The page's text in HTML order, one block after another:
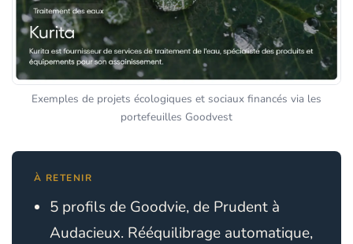
Exemples de projets écologiques et sociaux financés via les
portefeuilles Goodvest
À RETENIR
5 profils de Goodvie, de Prudent à
Audacieux. Rééquilibrage automatique,